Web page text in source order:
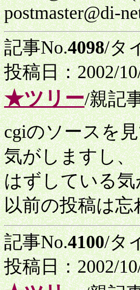
postmaster@di-
記事No.4098/タ
投稿日：2002/
★ツリー/親記
cgiのソースを
気がしますし、
はずしている
以前の投稿は
記事No.4100/タ
投稿日：2002/